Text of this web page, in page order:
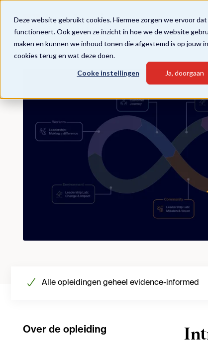
Deze website gebruikt cookies. Hiermee zorgen we ervoor
functioneert. Ook geven ze inzicht in hoe we de website
maken en kunnen we inhoud tonen die afgestemd is op jouw
cookies terug en wat deze doen.
Cooke instellingen Ja, doorgaan
Alle opleidingen geheel evidence-informed
Over de opleiding